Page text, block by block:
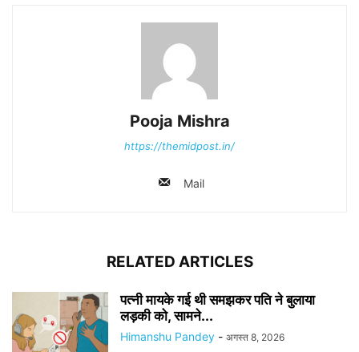
Pooja Mishra
https://themidpost.in/
Mail
RELATED ARTICLES
पत्नी मायके गई थी समझकर पति ने बुलाया
लड़की को, सामने...
Himanshu Pandey - अगस्त 8, 2026